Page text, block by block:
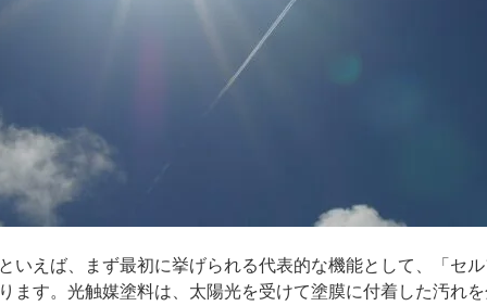
えば、まず最初に挙げられる代表的な機能として、「セ
ます。光触媒塗料は、太陽光を受けて塗膜に付着した汚れ